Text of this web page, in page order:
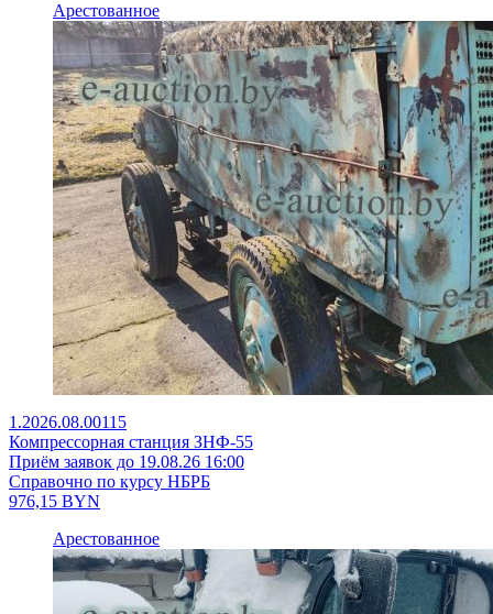
Арестованное
1.2026.08.00115
Компрессорная станция ЗНФ-55
Приём заявок до 19.08.26 16:00
Справочно по курсу НБРБ
976,15 BYN
Арестованное